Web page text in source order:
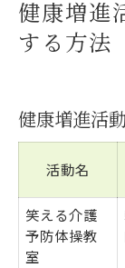
続け
笑い
🌸ご
いぜ
持法
体操
無理のな
健康
運動
健康増進
する方法
健康増進活
活動名
笑える介護
予防体操教
室